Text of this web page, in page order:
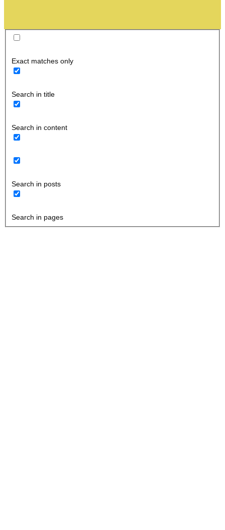
Exact matches only
Search in title
Search in content
Search in posts
Search in pages